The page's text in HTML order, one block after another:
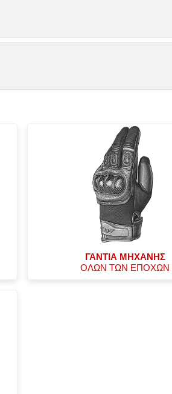
ΓΑΝΤΙΑ ΜΗΧΑΝΗΣ
ΟΛΩΝ ΤΩΝ ΕΠΟΧΩΝ